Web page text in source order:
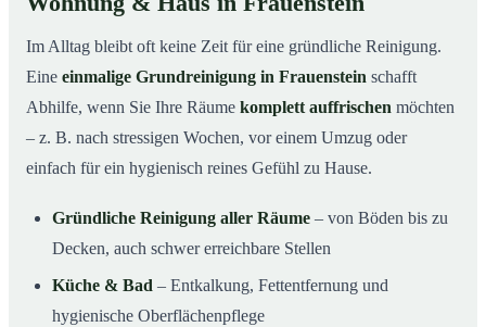
Im Alltag bleibt oft keine Zeit für eine gründliche Reinigung.
Eine einmalige Grundreinigung in Frauenstein schafft
Abhilfe, wenn Sie Ihre Räume komplett auffrischen möchten
– z. B. nach stressigen Wochen, vor einem Umzug oder
einfach für ein hygienisch reines Gefühl zu Hause.
Gründliche Reinigung aller Räume – von Böden bis zu
Decken, auch schwer erreichbare Stellen
Küche & Bad – Entkalkung, Fettentfernung und
hygienische Oberflächenpflege